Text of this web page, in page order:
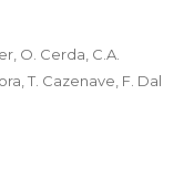
O. Cerda, C.A.
T. Cazenave, F. Dal